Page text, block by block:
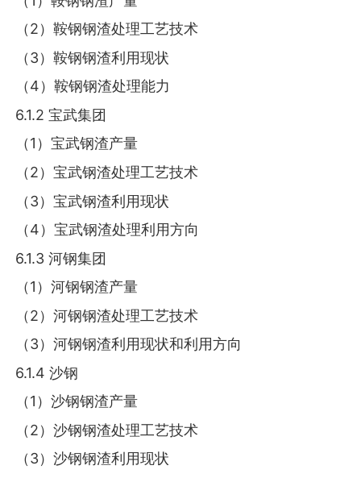
（2）鞍钢钢渣处理工艺技术
（3）鞍钢钢渣利用现状
（4）鞍钢钢渣处理能力
6.1.2 宝武集团
（1）宝武钢渣产量
（2）宝武钢渣处理工艺技术
（3）宝武钢渣利用现状
（4）宝武钢渣处理利用方向
6.1.3 河钢集团
（1）河钢钢渣产量
（2）河钢钢渣处理工艺技术
（3）河钢钢渣利用现状和利用方向
6.1.4 沙钢
（1）沙钢钢渣产量
（2）沙钢钢渣处理工艺技术
（3）沙钢钢渣利用现状